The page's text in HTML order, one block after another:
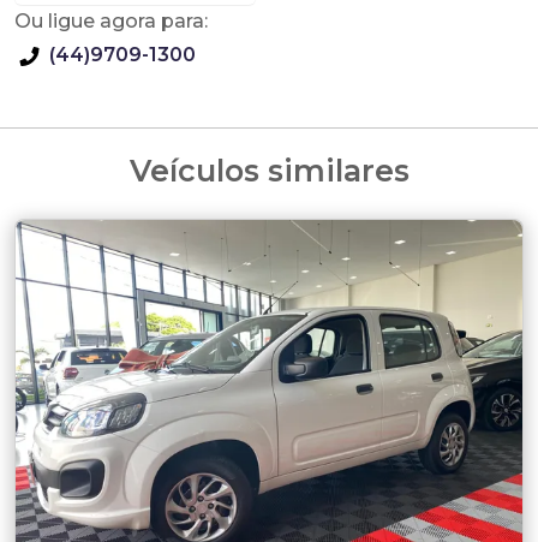
Ou ligue agora para:
(44)9709-1300
Veículos similares